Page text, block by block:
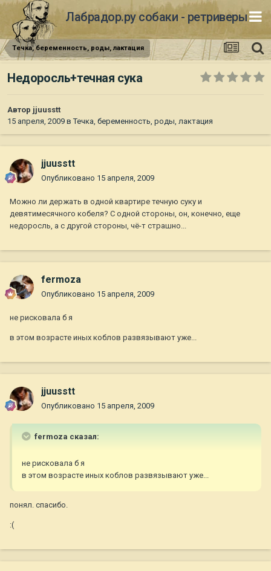
Лабрадор.ру собаки - ретриверы
Течка, беременность, роды, лактация
Недоросль+течная сука
Автор jjuusstt
15 апреля, 2009 вТечка, беременность, роды, лактация
jjuusstt
Опубликовано 15 апреля, 2009
Можно ли держать в одной квартире течную суку и
девятимесячного кобеля? С одной стороны, он, конечно, еще
недоросль, а с другой стороны, чё-т страшно...
fermoza
Опубликовано 15 апреля, 2009
не рисковала б я
в этом возрасте иных коблов развязывают уже...
jjuusstt
Опубликовано 15 апреля, 2009
fermoza сказал:
не рисковала б я
в этом возрасте иных коблов развязывают уже...
понял. спасибо.
:(